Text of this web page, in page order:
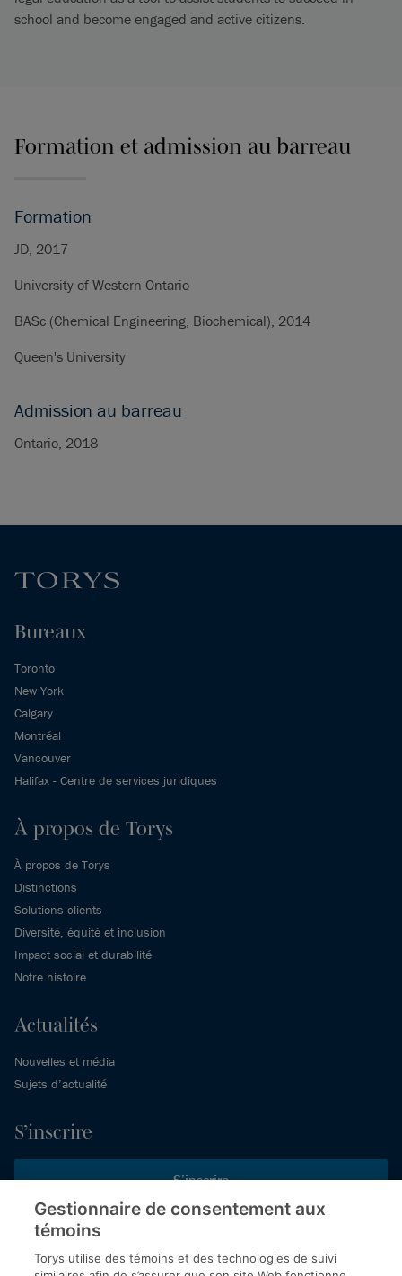
school and become engaged and active citizens.
Formation et admission au barreau
Formation
JD, 2017
University of Western Ontario
BASc (Chemical Engineering, Biochemical), 2014
Queen's University
Admission au barreau
Ontario, 2018
Bureaux
Toronto
New York
Calgary
Montréal
Vancouver
Halifax - Centre de services juridiques
À propos de Torys
À propos de Torys
Distinctions
Solutions clients
Diversité, équité et inclusion
Impact social et durabilité
Notre histoire
Actualités
Nouvelles et média
Sujets d’actualité
S’inscrire
S’inscrire
Inscrivez-vous aux publications de Torys pour recevoir nos derniers
commentaires, notre calendrier de webinaires et d’événements et
plus encore.
Gestionnaire de consentement aux
témoins
Torys utilise des témoins et des technologies de suivi